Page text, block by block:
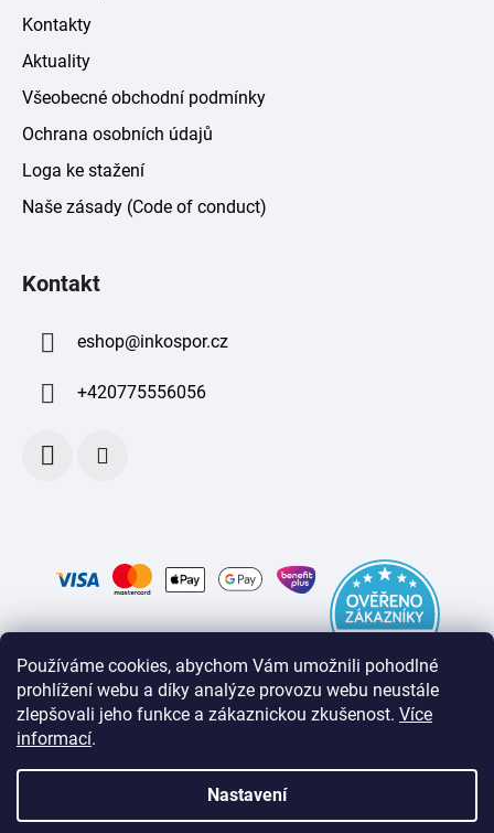
Používáme cookies, abychom Vám umožnili pohodlné
prohlížení webu a díky analýze provozu webu neustále
zlepšovali jeho funkce a zákaznickou zkušenost. Více
informací.
Nastavení
Kontakty
Aktuality
Všeobecné obchodní podmínky
Ochrana osobních údajů
Loga ke stažení
Naše zásady (Code of conduct)
Kontakt
eshop@inkospor.cz
+420775556056